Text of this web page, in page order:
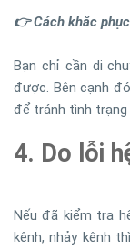
👉 Cách khắc
Bạn chỉ cần di
được. Bên cạnh
để tránh tình trạng
4. Do lỗi
Nếu đã kiểm tra
kênh, nhảy kênh